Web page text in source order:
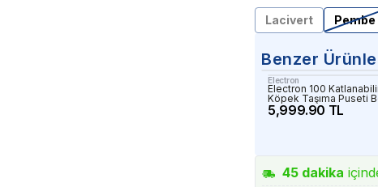
Lacivert
Pembe
Benzer
Electron
Electron 100
Köpek Taşıma Puseti
5,999.90 TL
45 dakika